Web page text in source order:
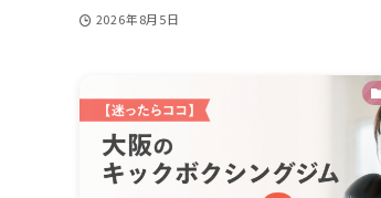
2026年8月5日